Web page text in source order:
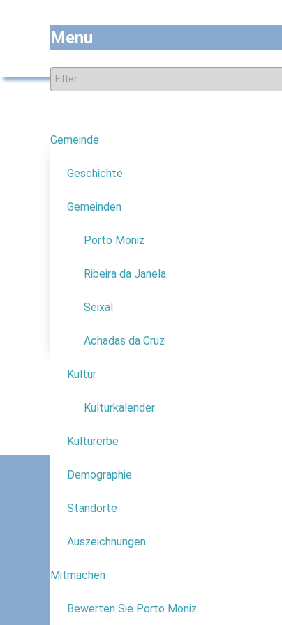
Menu
Gemeinde
Geschichte
Gemeinden
Porto Moniz
Ribeira da Janela
Seixal
Achadas da Cruz
Kultur
Kulturkalender
Kulturerbe
Demographie
Standorte
Auszeichnungen
Mitmachen
Bewerten Sie Porto Moniz
Unterkünfte
Apartments
Pensionen und Hostels